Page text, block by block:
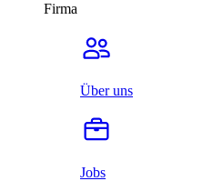
Firma
Über uns
Jobs